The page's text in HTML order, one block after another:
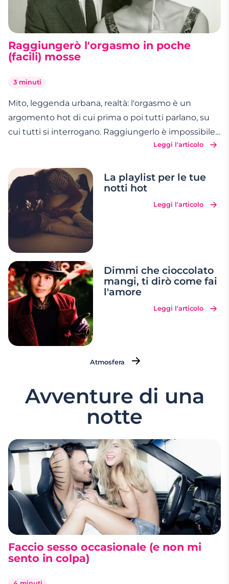
Raggiungerò l'orgasmo in poche
(facili) mosse
3 minuti
Mito, leggenda urbana, realtà: l'orgasmo è un
argomento hot di cui prima o poi tutti parlano, su
cui tutti si interrogano. Raggiungerlo è impossibile?
Ma no, basta sapere come fare. MI RILASSO È la
culmine del piacere. Dimentica i pensieri…
Leggi l'articolo
La playlist per le tue
notti hot
Leggi l'articolo
Dimmi che cioccolato
mangi, ti dirò come fai
l'amore
Leggi l'articolo
Atmosfera
Avventure di una
notte
Faccio sesso occasionale (e non mi
sento in colpa)